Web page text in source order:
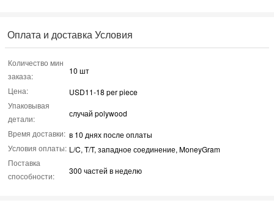
Оплата и доставка Условия
Количество мин
заказа:
10 шт
Цена:
USD11-18 per piece
Упаковывая
детали:
случай polywood
Время доставки: в 10 днях после оплаты
Условия оплаты: L/C, T/T, западное соединение, MoneyGram
Поставка
способности:
300 частей в неделю